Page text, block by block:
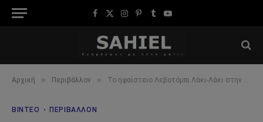
Facebook
X
Instagram
Pinterest
TumblrYouTube
Αρχική » Περιβάλλον » Το ηφαίστειο Λεβοτόμπι Λάκι-Λάκι στην ανατολική Ινδονησία εξερράγη, εκτοξεύοντας μια στήλη τέφρας 11 χιλιομέτρων.
ΒΊΝΤΕΟ ΠΕΡΙΒΆΛΛΟΝ